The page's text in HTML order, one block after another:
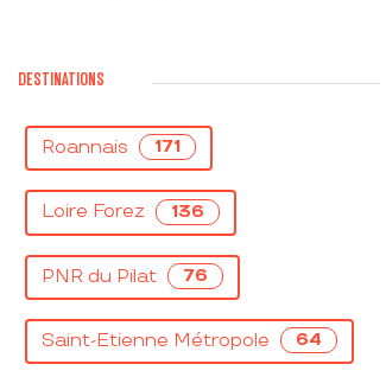
DESTINATIONS
Roannais 171
Loire Forez 136
PNR du Pilat 76
Saint-Etienne Métropole 64